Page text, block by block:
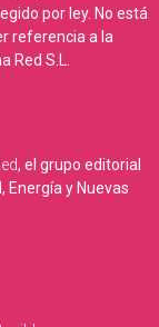
por ley. No está
referencia a la
S.L.
, el grupo editorial
Energía y Nuevas